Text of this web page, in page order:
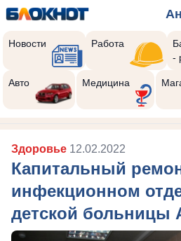
Новости Работа
-
Авто Медицина
Здоровье 12.02.2022
Капитальный
инфекционном
детской больницы